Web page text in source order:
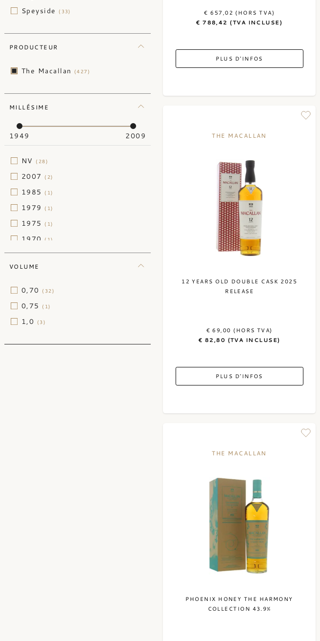
Speyside (33)
PRODUCTEUR
The Macallan (427)
MILLÉSIME
1949 2009
NV (28)
2007 (2)
1985 (1)
1979 (1)
1975 (1)
1970 (1)
1967(1)
1966
VOLUME
0,70 (32)
0,75 (1)
1,0 (3)
€ 657,02 (HORS TVA)
€ 788,42 (TVA INCLUSE)
PLUS D'INFOS
THE MACALLAN
12 YEARS OLD DOUBLE CASK 2025
RELEASE
€ 69,00 (HORS TVA)
€ 82,80 (TVA INCLUSE)
PLUS D'INFOS
THE MACALLAN
PHOENIX HONEY THE HARMONY
COLLECTION 43.9%